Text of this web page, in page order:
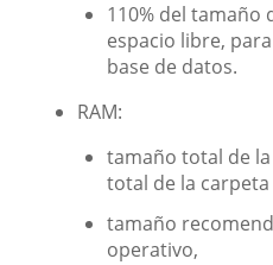
110% del tamaño
espacio libre,
base de datos.
RAM:
tamaño total de
total de la carpeta
tamaño
operativo,